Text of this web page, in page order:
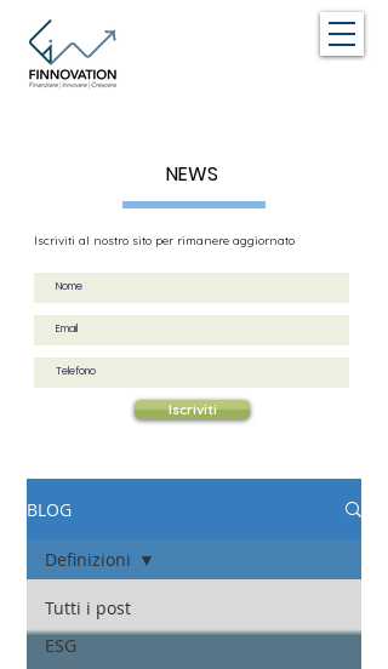
NEWS
Iscriviti al nostro sito per rimanere aggiornato
Iscriviti
BLOG
Tutti i post
ESG
Definizioni